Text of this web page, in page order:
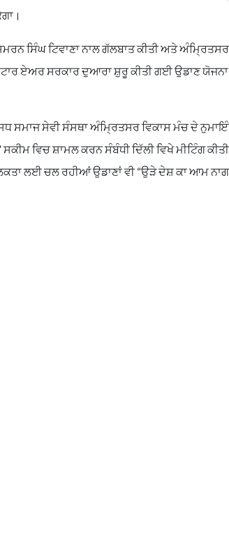
ਸਿੰਘ ਟਿਵਾਣਾ ਨਾਲ ਗੱਲਬਾਤ ਕੀਤੀ ਅਤੇ
ਏਅਰ ਸਰਕਾਰ ਦੁਆਰਾ ਸ਼ੁਰੂ ਕੀਤੀ ਗਈ ਉਡਾਣ ਯੋਜਨਾ
ਸਮਾਜ ਸੇਵੀ ਸੰਸਥਾ ਅੰਮ੍ਰਿਤਸਰ ਵਿਕਾਸ ਮੰਚ ਦੇ
ਵਿਚ ਸ਼ਾਮਲ ਕਰਨ ਸੰਬੰਧੀ ਦਿੱਲੀ ਵਿਖੇ ਮੀਟਿੰਗ
ਲਈ ਚਲ ਰਹੀਆਂ ਉਡਾਣਾਂ ਵੀ “ਉੜੇ ਦੇਸ਼ ਕਾ ਆਮ